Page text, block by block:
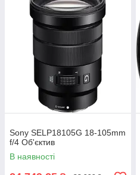
Sony SELP18105G 18-105mm
f/4 Об'єктив
В наявності